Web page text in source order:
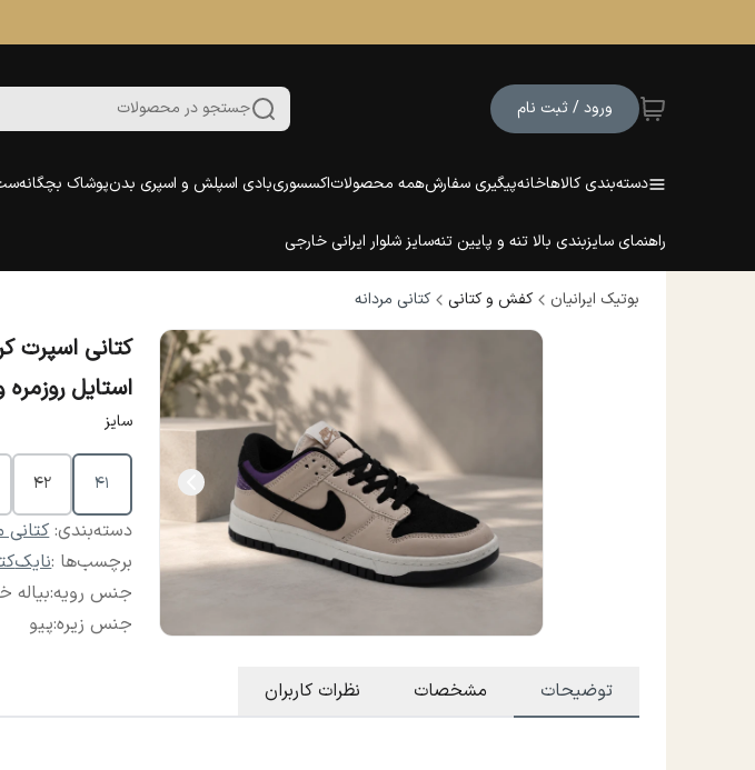
ورود / ثبت نام جستجو در محصولات
دسته‌بندی کالاهاخانهپیگیری سفارشهمه محصولاتاکسسوریبادی اسپلش و اسپری بدنپوشاک بچگانهست
راهنمای سایزبندی بالا تنه و پایین تنهسایز شلوار ایرانی خارجی
بوتیک ایرانیان کفش و کتانی کتانی مردانه
استایل روزمره
سایز
41
42
دسته‌بندی:کتانی
برچسب‌ها :نایک
جنس رویه:بیاله
جنس زیره:پیو
توضیحات مشخصات نظرات کاربران